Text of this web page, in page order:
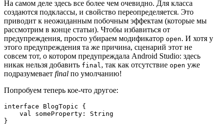
На самом деле здесь все более чем очевидно. Для класса
создаются подклассы, и свойство переопределяется. Это
приводит к неожиданным побочным эффектам (которые мы
рассмотрим в конце статьи). Чтобы избавиться от
предупреждения, просто убираем модификатор open. И хотя у
этого предупреждения та же причина, сценарий этот не
совсем тот, о котором предупреждала Android Studio: здесь
никак нельзя добавить final , так как отсутствие open уже
подразумевает final по умолчанию!
Попробуем теперь кое-что другое:
interface BlogTopic {
}